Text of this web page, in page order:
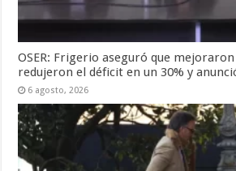
OSER: Frigerio aseguró que
redujeron el déficit en un 30% y
6 agosto, 2026